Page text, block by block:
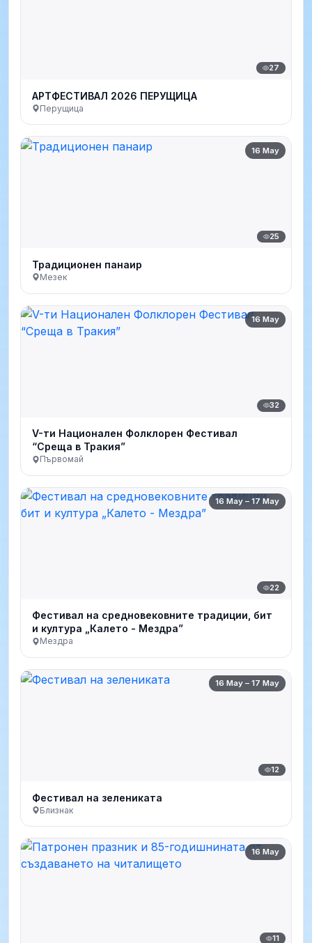
27
АРТФЕСТИВАЛ 2026 ПЕРУЩИЦА
Перущица
16 May
25
Традиционен панаир
Мезек
16 May
32
V-ти Национален Фолклорен Фестивал
“Среща в Тракия”
Първомай
16 May – 17 May
22
Фестивал на средновековните традиции, бит
и култура „Калето - Мездра”
Мездра
16 May – 17 May
12
Фестивал на зелениката
Близнак
16 May
11